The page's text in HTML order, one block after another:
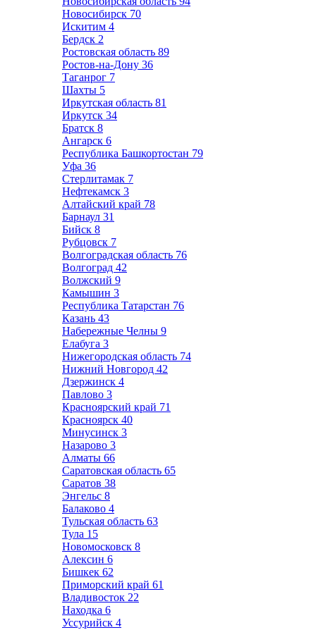
Новосибирск 70
Искитим 4
Бердск 2
Ростовская область 89
Ростов-на-Дону 36
Таганрог 7
Шахты 5
Иркутская область 81
Иркутск 34
Братск 8
Ангарск 6
Республика Башкортостан 79
Уфа 36
Стерлитамак 7
Нефтекамск 3
Алтайский край 78
Барнаул 31
Бийск 8
Рубцовск 7
Волгоградская область 76
Волгоград 42
Волжский 9
Камышин 3
Республика Татарстан 76
Казань 43
Набережные Челны 9
Елабуга 3
Нижегородская область 74
Нижний Новгород 42
Дзержинск 4
Павлово 3
Красноярский край 71
Красноярск 40
Минусинск 3
Назарово 3
Алматы 66
Саратовская область 65
Саратов 38
Энгельс 8
Балаково 4
Тульская область 63
Тула 15
Новомосковск 8
Алексин 6
Бишкек 62
Приморский край 61
Владивосток 22
Находка 6
Уссурийск 4